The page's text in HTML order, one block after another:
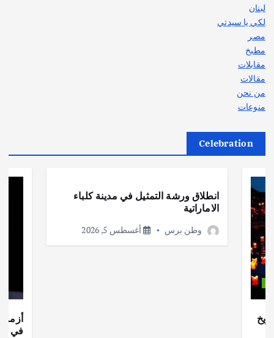
لبنان
لكي يا سيدتي
مصر
مطبخ
مقابلات
مقالات
من نحن
منوعات
Celebration
انطلاق ورشة التمثيل في مدينة كلباء
الاماراتية
وطن برس أغسطس 5, 2026
أزمة
في